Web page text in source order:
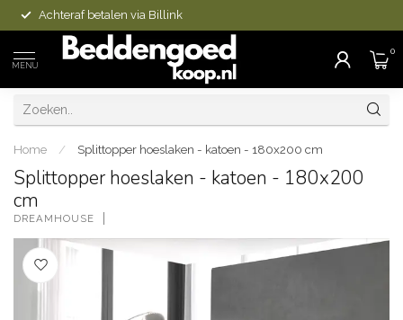
Achteraf betalen via Billink
MENU
0
Home / Splittopper hoeslaken - katoen - 180x200 cm
Splittopper hoeslaken - katoen - 180x200
cm
DREAMHOUSE